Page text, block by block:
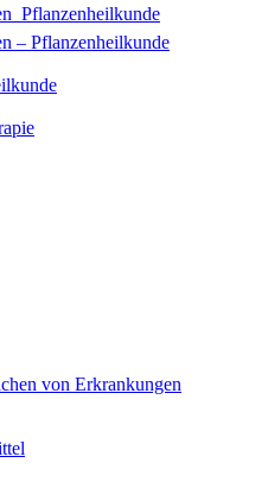
 Pflanzenheilkunde
– Pflanzenheilkunde
von Erkrankungen